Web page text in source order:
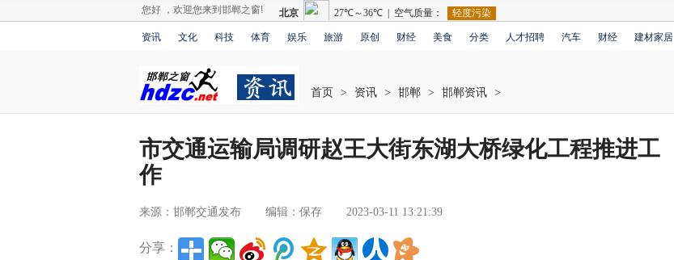
您好 ，欢迎您来到邯郸之窗!
资讯 文化 科技 体育 娱乐 旅游 原创 财经 美食 分类 人才招聘 汽车 财经 建材家居
首页 > 资讯 > 邯郸 > 邯郸资讯 >
市交通运输局调研赵王大街东湖大桥绿化工程推进工
作
来源：邯郸交通发布 编辑：保存 2023-03-11 13:21:39
分享：